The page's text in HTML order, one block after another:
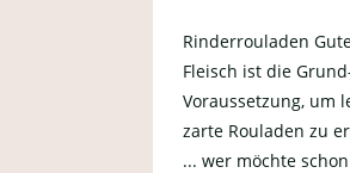
Rinderrouladen
Fleisch ist die
Voraussetzung, um
zarte Rouladen zu
... wer möchte